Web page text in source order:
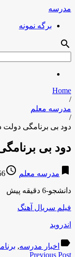
مدرسه
برگه نمونه
search
Home
/
مدرسه معلم
/
دود بی برنامگی دولت
دود بی
bookmark مدرسه معلم access_time
ago
دانشجو-6 دقیقه پیش
فیلم سریال آهنگ
اندروید
label اخبار مدرسه,
Previous Post